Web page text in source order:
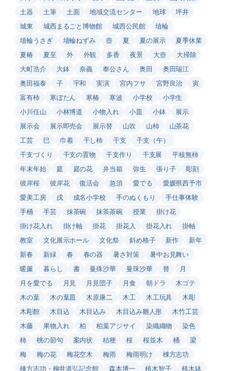
土器
土筆 土面 地域交流センター 地球
坪井
城東
城西まるごと博物館 城西公民館
埴輪
埴輪うさぎ
埴輪ねずみ 壺 夏 夏の展示
夏季休業
夏椿
夏至 外 外観 多香 夜景 大壺
大掃除
大町浩介
大鉢 奈義 奉公さん 奥田
奥田瑞江
奥田福泰
子 宇和 実演 宮内フサ 宮野良治
寅
富有柿
寒ぼたん 寒椿 寒波 小学校
小学生
小川任山
小林博道 小物入れ 小皿 小鉢
展示
展示会
展示即売会 展示替 山吹 山柿
山茶花
工芸
巳 巾着 干し柿 干支
干支（午）
干支づくり
干支の置物 干支作り 干支展
平核無柿
年末年始
庭 庭の花 弁当箱 弥生 張り子
彫刻
彼岸桜
彼岸花 復活会 急須 愛でる
愛媛県西予市
愛美工房
戌 成名小学校 手のぬくもり
手仕事体験
手桶
手芸 抹茶碗 抹茶茶碗 授業
掛け花
掛け花入れ
掛け軸 掛花 掛花入 掛花入れ
掛軸
教室
文化展示ホール 文化祭 斜め格子 新作
新年
新春
新緑 春 春の器 暑さ対策
暑中お見舞い
暖簾
暮らし 書 曼殊沙華 曼珠沙華 替
月
月を愛でる
月見 月見団子 月食 朝ドラ
木ゴテ
木の葉
木の葉皿 木原康二 木工 木工玩具
木彫
木彫館
木目込 木目込み 木目込み雛人形
木竹工芸
木藤
果物入れ 柏 柏葉アジサイ 染織織物
染色
柿
桃の節句 案内状 桔梗 桜 桜並木 桶
梁
梅
梅の花 梅花空木 梅雨 梅雨明け
棟方志功
棟方志功・柳井道弘記念館
森本博一 植木智子 植木鉢